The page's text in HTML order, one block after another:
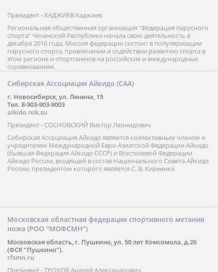
Президент - ХАДЖИЕВ Хаджиев
Региональная общественная организация “Федерация парусного
спорта” Чеченской Республики начала свою деятельность в
декабре 2016 года. Миссия федерации состоит в популяризации
парусного спорта, привлечении и содействии развитию спорта в
этом регионе и спортсменов на российских и международных
соревнованиях.
Сибирская Ассоциация Айкидо (САА)
г. Новосибирск, ул. Ленина, 15
Тел. 8-903-903-9003
aikido.nsk.su
Президент - СОСНОВСКИЙ Виктор Леонидович
Сибирская Ассоциация Айкидо является коллективным членом и
учредителем Международной Евро-Азиатской Федерации Айкидо
(бывшая Федерация Айкидо СССР) и Всестилевой Федерации
Айкидо России, входящей в состав Национального Совета Айкидо
России, президентом которого является С. В. Киреенко
Московская областная федерация спортивного метания
ножа (РОО "МОФСМН")
Московская область, г. Пушкино, ул. 50 лет Комсомола, д.26
(ФСК "Пушкино").
rfsmn.ru
Президент - ТРОХОВ Андрей Александрович